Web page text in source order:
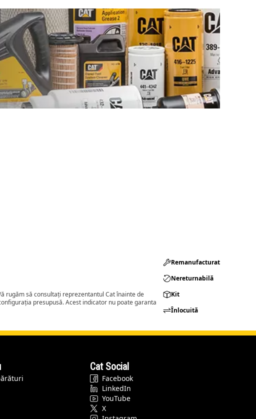
rugăm să consultați reprezentantul Cat înainte de
presupusă. Acest indicator nu poate garanta
Remanufacturat​
Nereturnabilă
Kit
Înlocuită
Cat Social
Facebook
LinkedIn
YouTube
X